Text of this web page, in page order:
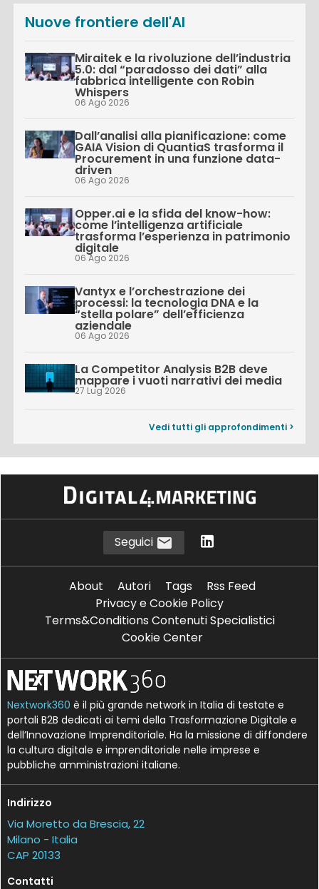
Nuove frontiere dell'AI
Miraitek e la rivoluzione dell’industria
5.0: dal “paradosso dei dati” alla
fabbrica intelligente con Robin
Whispers
06 Ago 2026
Dall’analisi alla pianificazione: come
GAIA Vision di QuantiaS trasforma il
Procurement in una funzione data-
driven
06 Ago 2026
Opper.ai e la sfida del know-how:
come l’intelligenza artificiale
trasforma l’esperienza in patrimonio
digitale
06 Ago 2026
Vantyx e l’orchestrazione dei
processi: la tecnologia DNA e la
“stella polare” dell’efficienza
aziendale
06 Ago 2026
La Competitor Analysis B2B deve
mappare i vuoti narrativi dei media
27 Lug 2026
Vedi tutti gli approfondimenti >
Seguici
About Autori Tags
Rss Feed
Privacy e Cookie Policy
Terms&Conditions Contenuti Specialistici
Cookie Center
Nextwork360 è il più grande network in Italia di testate e
portali B2B dedicati ai temi della Trasformazione Digitale e
dell’Innovazione Imprenditoriale. Ha la missione di diffondere
la cultura digitale e imprenditoriale nelle imprese e
pubbliche amministrazioni italiane.
Indirizzo
Via Moretto da Brescia, 22
Milano - Italia
CAP 20133
Contatti